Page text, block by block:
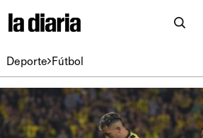
Deporte Fútbol